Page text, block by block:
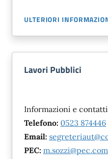
ULTERIORI
Lavori Pubblici
Informazioni e
Telefono: 0523 874446
Email:
PEC: